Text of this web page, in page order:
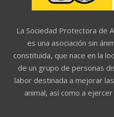
La Sociedad Protectora de
es una asociación sin
constituida, que nace en la
de un grupo de personas
labor destinada a mejorar
animal, así como a